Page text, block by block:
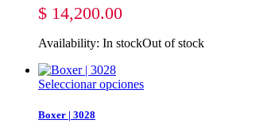
$ 14,200.00
Availability: In stockOut of stock
Seleccionar opciones
Boxer | 3028